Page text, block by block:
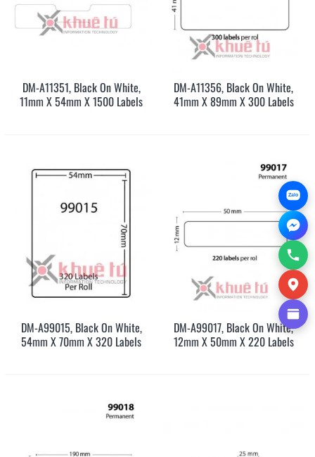
DM-A11351, Black On White,
11mm X 54mm X 1500 Labels
DM-A11356, Black On White,
41mm X 89mm X 300 Labels
DM-A99015, Black On White,
54mm X 70mm X 320 Labels
DM-A99017, Black On White,
12mm X 50mm X 220 Labels
Zalo